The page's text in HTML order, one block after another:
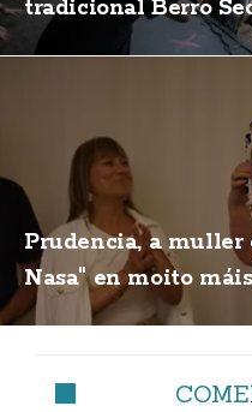
tradicional Berro
Prudencia, a
Nasa" en moito